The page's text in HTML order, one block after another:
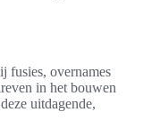
fusies, overnames
in het bouwen
uitdagende,